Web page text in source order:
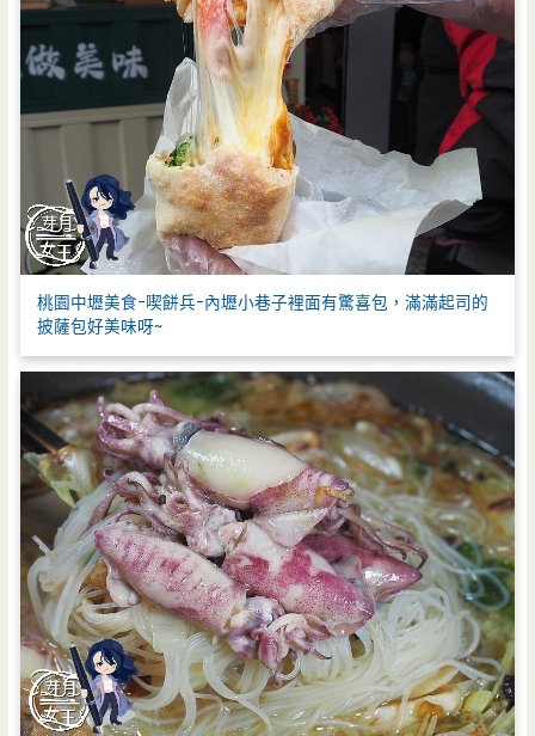
桃園中壢美食-喫餅兵-內壢小巷子裡面有驚喜包，滿滿起司的
披薩包好美味呀~